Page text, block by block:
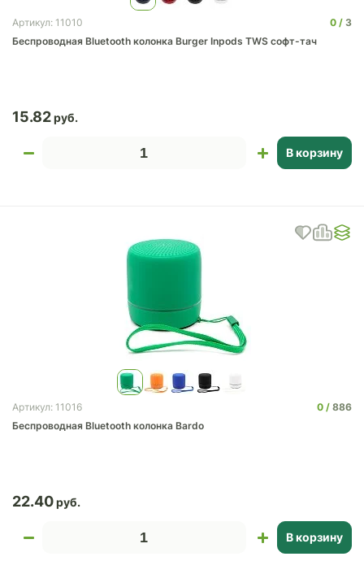
Артикул: 11010 0
3
Беспроводная Bluetooth колонка Burger Inpods TWS софт-тач
15.82
В корзину
Артикул: 11016 0
886
Беспроводная Bluetooth колонка Bardo
22.40
В корзину